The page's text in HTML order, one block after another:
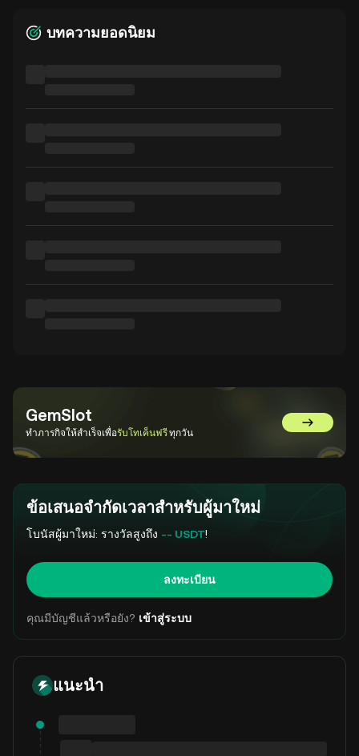
บทความยอดนิยม
GemSlot
ทำภารกิจให้สำเร็จเพื่อรับโทเค็นฟรีทุกวัน ไปที่
ข้อเสนอจำกัดเวลาสำหรับผู้มาใหม่
โบนัสผู้มาใหม่: รางวัลสูงถึง -- USDT!
ลงทะเบียน
คุณมีบัญชีแล้วหรือยัง? เข้าสู่ระบบ
แนะนำ